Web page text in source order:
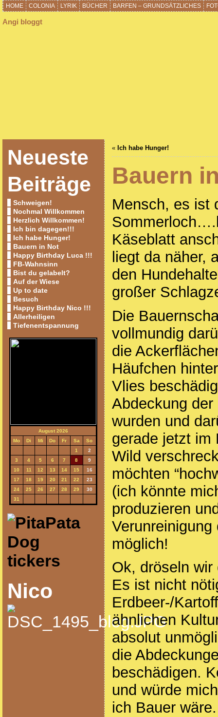
HOME COLONIA LYRIK BÜCHER BARFEN – GRUNDSÄTZLICHES
Angi bloggt
Neueste
Beiträge
Schweigen!
Nochmal Willkommen
Herzlich Willkommen!
Ich bin dagegen!!!
Ich habe Hunger!
Bauern in Not
Happy Birthday Luca !!!
FB-Wahnsinn
Bist du gelabelt?
Auf der Wiese
Up to date
Besuch
Happy Birthday Nico !!!
Allerheiligen
Tiefenentspannung
August 2026
Mo
Di Mi Do Fr Sa
So
1
2
3
4 5 6 7 8
9
10
11 12 13 14 15
16
17
18 19 20 21 22
23
24
25 26 27 28 29
30
31
Nico
« Ich habe Hunger!
Bauern
Mensch, es ist
Käseblatt
liegt da näher,
den
großer
Die
vollmundig
die
Häufchen
Vlies
Abdeckung
wurden und
gerade jetzt im
Wild
möchten
(ich könnte
produzieren
möglich!
Ok, dröseln
Es ist nicht
Erdbeer-/
ähnlichen
absolut
die
beschädigen.
und würde
ich Bauer wäre.